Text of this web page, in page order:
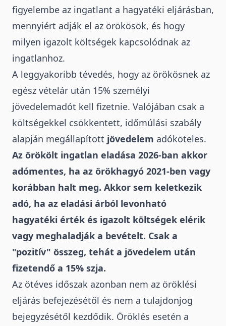
figyelembe az ingatlant a hagyatéki eljárásban,
mennyiért adják el az örökösök, és hogy
milyen igazolt költségek kapcsolódnak az
ingatlanhoz.
A leggyakoribb tévedés, hogy az örökösnek az
egész vételár után 15% személyi
jövedelemadót kell fizetnie. Valójában csak a
költségekkel csökkentett, időmúlási szabály
alapján megállapított jövedelem adóköteles.
Az örökölt ingatlan eladása 2026-ban akkor
adómentes, ha az örökhagyó 2021-ben vagy
korábban halt meg. Akkor sem keletkezik
adó, ha az eladási árból levonható
hagyatéki érték és igazolt költségek elérik
vagy meghaladják a bevételt. Csak a
"pozitív" összeg, tehát a jövedelem után
fizetendő a 15% szja.
Az ötéves időszak azonban nem az öröklési
eljárás befejezésétől és nem a tulajdonjog
bejegyzésétől kezdődik. Öröklés esetén a